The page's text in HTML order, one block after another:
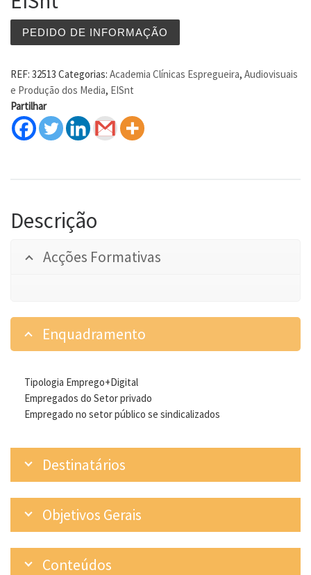
PEDIDO DE INFORMAÇÃO
REF: 32513 Categorias: Academia Clínicas Espregueira, Audiovisuais
e Produção dos Media, EISnt
Partilhar
Descrição
Acções Formativas
Enquadramento
Tipologia Emprego+Digital
Empregados do Setor privado
Empregado no setor público se sindicalizados
Destinatários
Objetivos Gerais
Conteúdos